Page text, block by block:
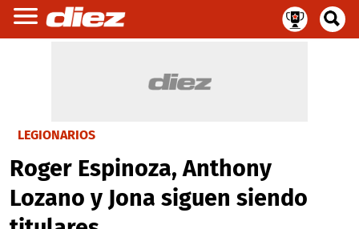
LEGIONARIOS
Roger Espinoza, Anthony
Lozano y Jona siguen siendo